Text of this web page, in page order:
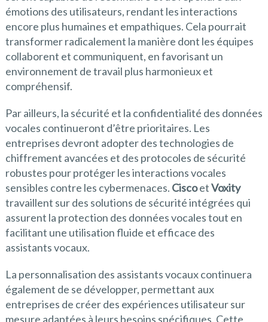
émotions des utilisateurs, rendant les interactions
encore plus humaines et empathiques. Cela pourrait
transformer radicalement la manière dont les équipes
collaborent et communiquent, en favorisant un
environnement de travail plus harmonieux et
compréhensif.
Par ailleurs, la sécurité et la confidentialité des données
vocales continueront d’être prioritaires. Les
entreprises devront adopter des technologies de
chiffrement avancées et des protocoles de sécurité
robustes pour protéger les interactions vocales
sensibles contre les cybermenaces. CiscoetVoxity
travaillent sur des solutions de sécurité intégrées qui
assurent la protection des données vocales tout en
facilitant une utilisation fluide et efficace des
assistants vocaux.
La personnalisation des assistants vocaux continuera
également de se développer, permettant aux
entreprises de créer des expériences utilisateur sur
mesure adaptées à leurs besoins spécifiques. Cette